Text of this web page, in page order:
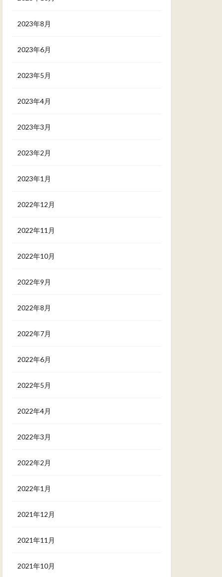
2023年8月
2023年6月
2023年5月
2023年4月
2023年3月
2023年2月
2023年1月
2022年12月
2022年11月
2022年10月
2022年9月
2022年8月
2022年7月
2022年6月
2022年5月
2022年4月
2022年3月
2022年2月
2022年1月
2021年12月
2021年11月
2021年10月